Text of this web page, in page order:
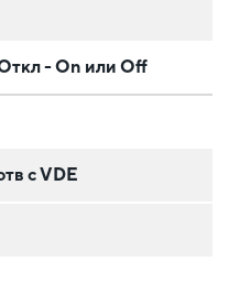
- On или Off
с VDE